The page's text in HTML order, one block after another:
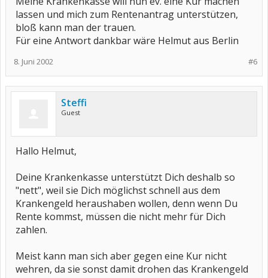
lassen und mich zum Rentenantrag unterstützen,
bloß kann man der trauen.
Für eine Antwort dankbar wäre Helmut aus Berlin
#6
8. Juni 2002
Steffi
Guest
Hallo Helmut,
Deine Krankenkasse unterstützt Dich deshalb so
"nett", weil sie Dich möglichst schnell aus dem
Krankengeld heraushaben wollen, denn wenn Du
Rente kommst, müssen die nicht mehr für Dich
zahlen.
Meist kann man sich aber gegen eine Kur nicht
wehren, da sie sonst damit drohen das Krankengeld